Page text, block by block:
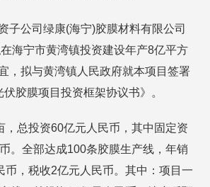
子公司绿康(海宁)胶膜材料有限公司
在海宁市黄湾镇投资建设年产8亿平方
，拟与黄湾镇人民政府就本项目签署
伏胶膜项目投资框架协议书》。
，总投资60亿元人民币，其中固定资
。全部达成100条胶膜生产线，年销
币，税收2亿元人民币。其中：项目一